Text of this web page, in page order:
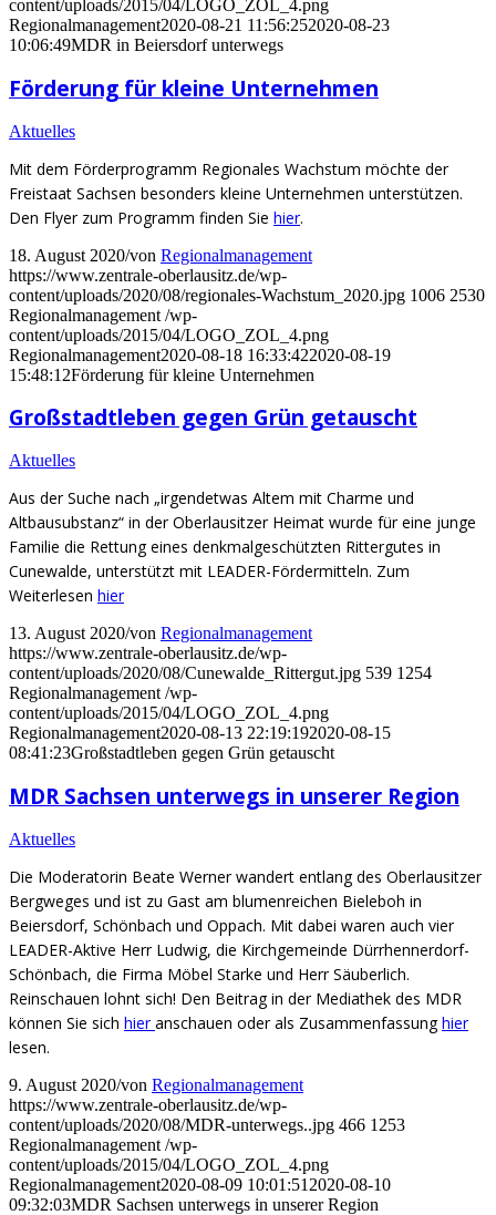
content/uploads/2015/04/LOGO_ZOL_4.png
Regionalmanagement2020-08-21 11:56:252020-08-23
10:06:49MDR in Beiersdorf unterwegs
Förderung für kleine Unternehmen
Aktuelles
Mit dem Förderprogramm Regionales Wachstum möchte der
Freistaat Sachsen besonders kleine Unternehmen unterstützen.
Den Flyer zum Programm finden Sie hier.
18. August 2020/von Regionalmanagement
https://www.zentrale-oberlausitz.de/wp-
content/uploads/2020/08/regionales-Wachstum_2020.jpg 1006 2530
Regionalmanagement /wp-
content/uploads/2015/04/LOGO_ZOL_4.png
Regionalmanagement2020-08-18 16:33:422020-08-19
15:48:12Förderung für kleine Unternehmen
Großstadtleben gegen Grün getauscht
Aktuelles
Aus der Suche nach „irgendetwas Altem mit Charme und
Altbausubstanz“ in der Oberlausitzer Heimat wurde für eine junge
Familie die Rettung eines denkmalgeschützten Rittergutes in
Cunewalde, unterstützt mit LEADER-Fördermitteln. Zum
Weiterlesen hier
13. August 2020/von Regionalmanagement
https://www.zentrale-oberlausitz.de/wp-
content/uploads/2020/08/Cunewalde_Rittergut.jpg 539 1254
Regionalmanagement /wp-
content/uploads/2015/04/LOGO_ZOL_4.png
Regionalmanagement2020-08-13 22:19:192020-08-15
08:41:23Großstadtleben gegen Grün getauscht
MDR Sachsen unterwegs in unserer Region
Aktuelles
Die Moderatorin Beate Werner wandert entlang des Oberlausitzer
Bergweges und ist zu Gast am blumenreichen Bieleboh in
Beiersdorf, Schönbach und Oppach. Mit dabei waren auch vier
LEADER-Aktive Herr Ludwig, die Kirchgemeinde Dürrhennerdorf-
Schönbach, die Firma Möbel Starke und Herr Säuberlich.
Reinschauen lohnt sich! Den Beitrag in der Mediathek des MDR
können Sie sich hieranschauen oder als Zusammenfassunghier
lesen.
9. August 2020/von Regionalmanagement
https://www.zentrale-oberlausitz.de/wp-
content/uploads/2020/08/MDR-unterwegs..jpg 466 1253
Regionalmanagement /wp-
content/uploads/2015/04/LOGO_ZOL_4.png
Regionalmanagement2020-08-09 10:01:51 2020-08-10
09:32:03MDR Sachsen unterwegs in unserer Region